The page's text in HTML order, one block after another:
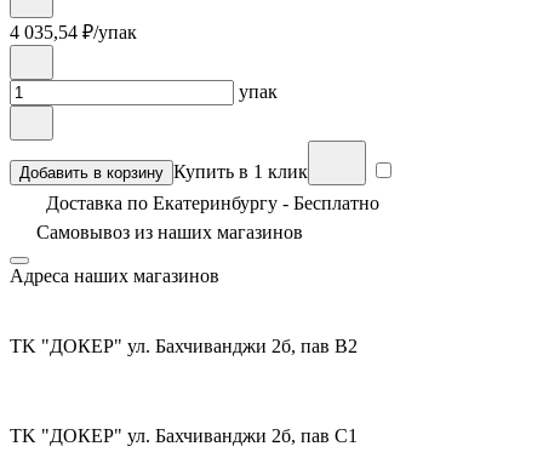
4 035,54 ₽/упак
упак
Добавить в корзину Купить в 1 клик
Доставка по Екатеринбургу - Бесплатно
Самовывоз из наших магазинов
Адреса наших магазинов
TK "ДОКЕР" ул. Бахчиванджи 2б, пав В2
TK "ДОКЕР" ул. Бахчиванджи 2б, пав С1